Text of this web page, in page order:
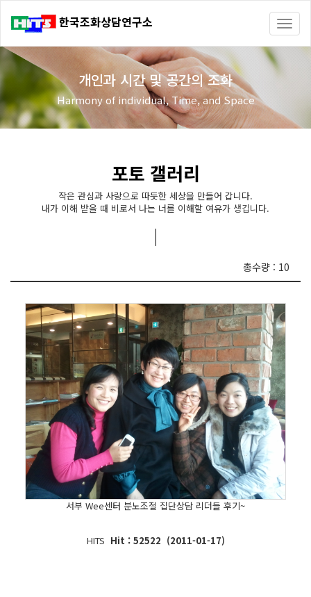
한국조화상담연구소
개인과 시간 및 공간의 조화
Harmony of individual, Time, and Space
포토 갤러리
작은 관심과 사랑으로 따듯한 세상을 만들어 갑니다.
내가 이해 받을 때 비로서 나는 너를 이해할 여유가 생깁니다.
총수량 : 10
서부 Wee센터 분노조절 집단상담 리더들 후기~
HITS Hit : 52522 (2011-01-17)